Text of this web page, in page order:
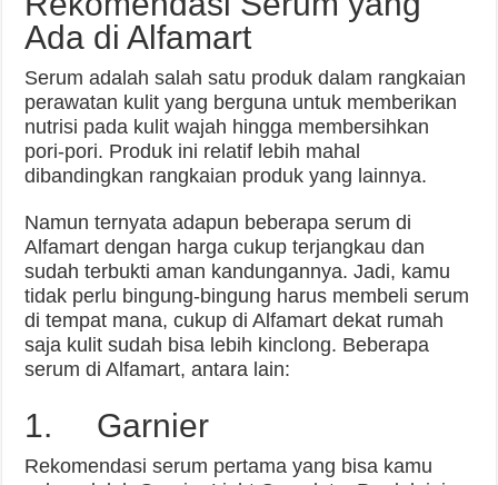
Ada di Alfamart
Serum adalah salah satu produk dalam rangkaian
perawatan kulit yang berguna untuk memberikan
nutrisi pada kulit wajah hingga membersihkan
pori-pori. Produk ini relatif lebih mahal
dibandingkan rangkaian produk yang lainnya.
Namun ternyata adapun beberapa serum di
Alfamart dengan harga cukup terjangkau dan
sudah terbukti aman kandungannya. Jadi, kamu
tidak perlu bingung-bingung harus membeli serum
di tempat mana, cukup di Alfamart dekat rumah
saja kulit sudah bisa lebih kinclong. Beberapa
serum di Alfamart, antara lain:
1. Garnier
Rekomendasi serum pertama yang bisa kamu